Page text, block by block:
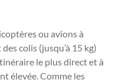
ou avions à
colis (jusqu’à 15 kg)
le plus direct et à
élevée. Comme les